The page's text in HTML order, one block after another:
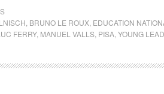
BRUNO LE ROUX EDUCATION
FERRY, MANUEL VALLS PISA YOUNG